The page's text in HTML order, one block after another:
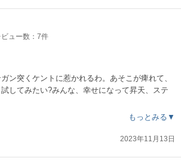
ュー数：7件
ン突くケントに惹かれるわ。あそこが痺れて、
してみたい?みんな、幸せになって昇天、ステ
もっとみる▼
2023年11月13日